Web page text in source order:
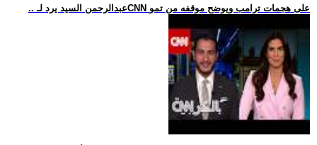
.. عبدالرحمن السيد يرد لـCNN على هجمات ترامب ويوضح موقفه من تمو